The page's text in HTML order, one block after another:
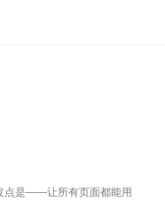
点是——让所有页面都能用